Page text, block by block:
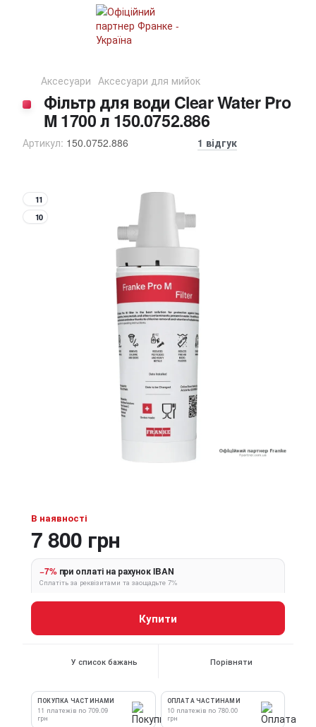
Аксесуари Аксесуари для мийок
Фільтр для води Clear Water Pro
M 1700 л 150.0752.886
Артикул: 150.0752.886 1 відгук
11
10
В наявності
7 800 грн
−7% при оплаті на рахунок IBAN
Сплатіть за реквізитами та заощадьте 7%
Купити
У список бажань Порівняти
ПОКУПКА ЧАСТИНАМИ
11 платежів по 709.09
грн
ОПЛАТА ЧАСТИНАМИ
10 платежів по 780.00
грн